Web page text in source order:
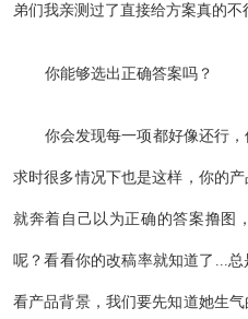
弟们我亲测过了直接给方案真的不
你能够选出正确答案吗？
你会发现每一项都好像还行
求时很多情况下也是这样，你的
就奔着自己以为正确的答案撸图
呢？看看你的改稿率就知道了...
看产品背景，我们要先知道她生